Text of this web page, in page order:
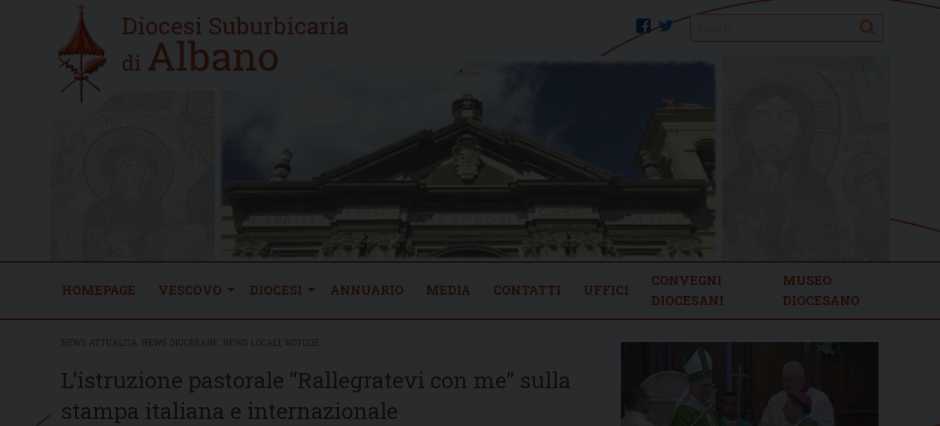
Home
new
twitter
facebook Search
HOMEPAGE VESCOVO DIOCESI ANNUARIO MEDIA CONTATTI UFFICI
CONVEGNI
DIOCESANI
MUSEO
DIOCESANO
NEWS ATTUALITÀ NEWS DIOCESANE NEWS LOCALI NOTIZIE
L’istruzione pastorale “Rallegratevi con me” sulla
stampa italiana e internazionale